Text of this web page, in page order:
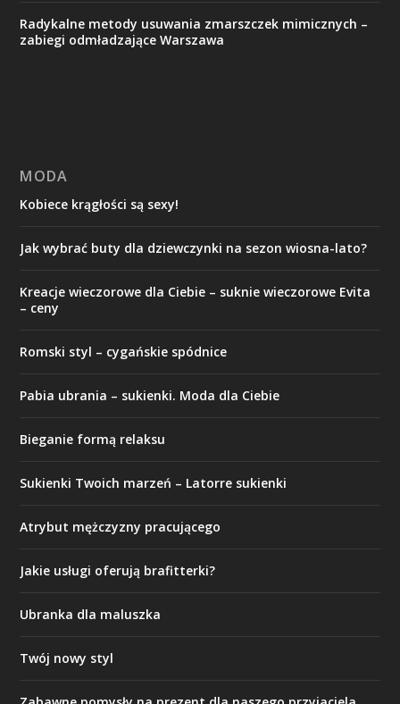
Radykalne metody usuwania zmarszczek mimicznych –
zabiegi odmładzające Warszawa
MODA
Kobiece krągłości są sexy!
Jak wybrać buty dla dziewczynki na sezon wiosna-lato?
Kreacje wieczorowe dla Ciebie – suknie wieczorowe Evita
– ceny
Romski styl – cygańskie spódnice
Pabia ubrania – sukienki. Moda dla Ciebie
Bieganie formą relaksu
Sukienki Twoich marzeń – Latorre sukienki
Atrybut mężczyzny pracującego
Jakie usługi oferują brafitterki?
Ubranka dla maluszka
Twój nowy styl